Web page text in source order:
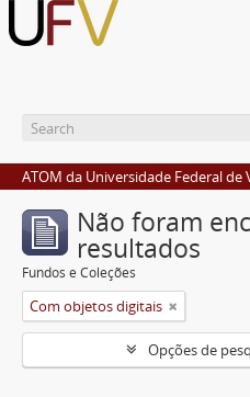
ATOM da Universidade Federal de
Não foram
resultados
Fundos e Coleções
Com objetos digitais
Opções de